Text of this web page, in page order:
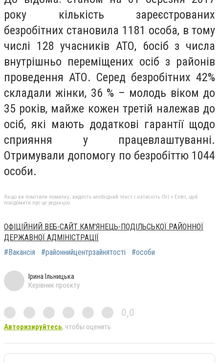
року кількість зареєстрованих
безробітних становила 1181 особа, в тому
числі 128 учасників АТО, 6осіб з числа
внутрішньо переміщених осіб з районів
проведення АТО. Серед безробітних 42%
складали жінки, 36 % – молодь віком до
35 років, майже кожен третій належав до
осіб, які мають додаткові гарантії щодо
сприяння у працевлаштуванні.
Отримували допомогу по безробіттю 1044
особи.
Якщо ви помітили помилку, виділіть необхідний текст і натисніть Ctrl + Enter, щоб
повідомити про це редакцію
ОФІЦІЙНИЙ ВЕБ-САЙТ КАМ'ЯНЕЦЬ-ПОДІЛЬСЬКОЇ РАЙОННОЇ
ДЕРЖАВНОЇ АДМІНІСТРАЦІЇ
#Вакансія
#районнийцентрзайнятості #особи
Ірина Ільницька
Керівник проєкту
0,0
Авторизируйтесь, чтобы оценить